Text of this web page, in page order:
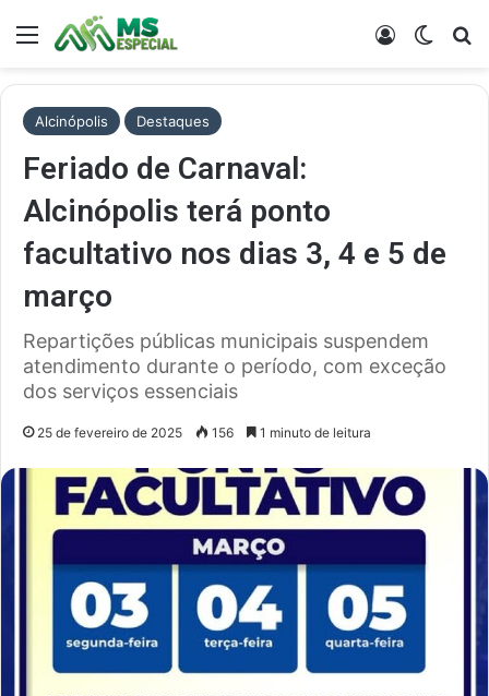
Menu Entrar
Alcinópolis Destaques
Feriado de Carnaval:
Alcinópolis terá ponto
facultativo nos dias 3, 4 e 5 de
março
Repartições públicas municipais suspendem
atendimento durante o período, com exceção
dos serviços essenciais
25 de fevereiro de 2025 156 1 minuto de leitura